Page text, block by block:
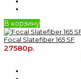
В корзину
Focal Slatefiber 165 SF
27580р.